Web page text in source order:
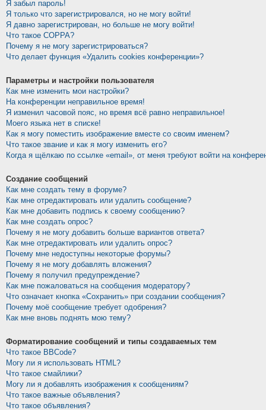
Я забыл пароль!
Я только что зарегистрировался, но не могу войти!
Я давно зарегистрирован, но больше не могу войти!
Что такое COPPA?
Почему я не могу зарегистрироваться?
Что делает функция «Удалить cookies конференции»?
Параметры и настройки пользователя
Как мне изменить мои настройки?
На конференции неправильное время!
Я изменил часовой пояс, но время всё равно неправильное!
Моего языка нет в списке!
Как я могу поместить изображение вместе со своим именем?
Что такое звание и как я могу изменить его?
Когда я щёлкаю по ссылке «email», от меня требуют войти на
Создание сообщений
Как мне создать тему в форуме?
Как мне отредактировать или удалить сообщение?
Как мне добавить подпись к своему сообщению?
Как мне создать опрос?
Почему я не могу добавить больше вариантов ответа?
Как мне отредактировать или удалить опрос?
Почему мне недоступны некоторые форумы?
Почему я не могу добавлять вложения?
Почему я получил предупреждение?
Как мне пожаловаться на сообщения модератору?
Что означает кнопка «Сохранить» при создании сообщения?
Почему моё сообщение требует одобрения?
Как мне вновь поднять мою тему?
Форматирование сообщений и типы создаваемых тем
Что такое BBCode?
Могу ли я использовать HTML?
Что такое смайлики?
Могу ли я добавлять изображения к сообщениям?
Что такое важные объявления?
Что такое объявления?